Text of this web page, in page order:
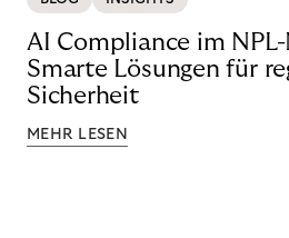
AI Compliance im
Smarte Lösungen für
Sicherheit
MEHR LESEN